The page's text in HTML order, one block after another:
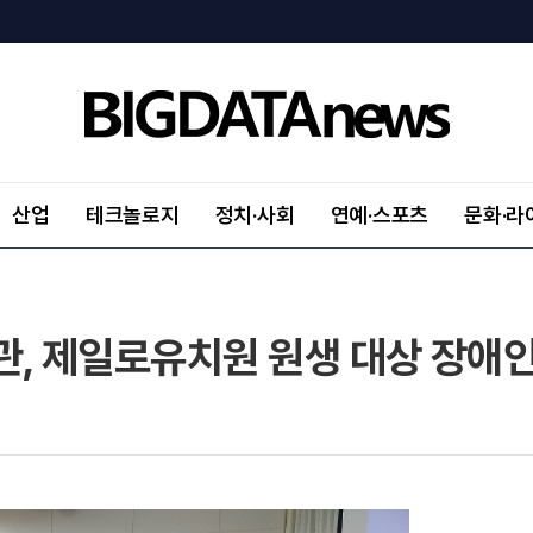
산업 테크놀로지 정치·사회 연예·스포츠 문화·라
, 제일로유치원 원생 대상 장애